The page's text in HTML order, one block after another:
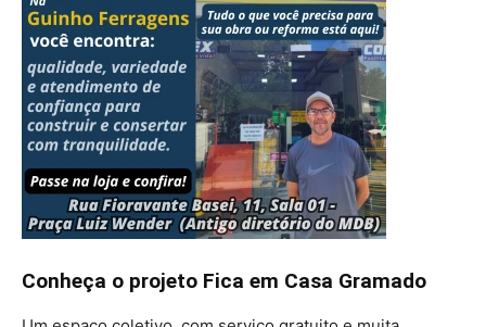
Conheça o projeto Fica em Casa Gramado